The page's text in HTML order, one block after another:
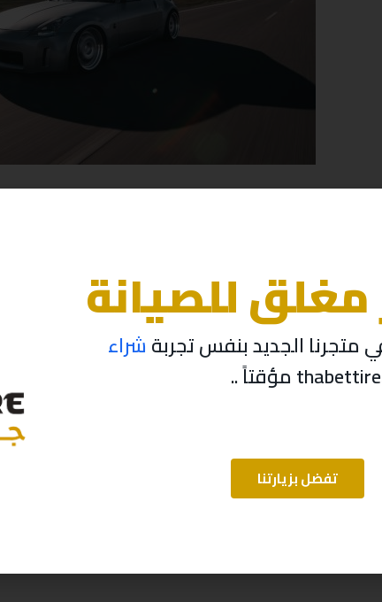
مغلق للصيانة
متجرنا الجديد بنفس تجربةشراء
تفضل بزيارتنا